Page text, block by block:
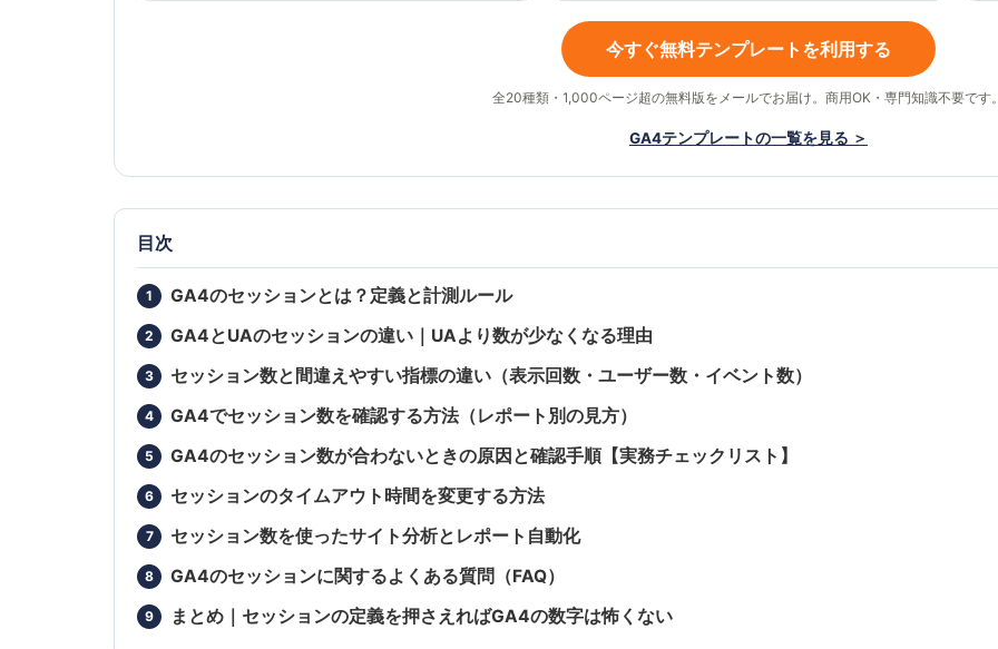
今すぐ無料テンプレートを利用する
全20種類・1,000ページ超の無料版をメールでお届け。商用OK・専門知識不要です。
GA4テンプレートの一覧を見る ＞
目次
GA4のセッションとは？定義と計測ルール
GA4とUAのセッションの違い｜UAより数が少なくなる理由
セッション数と間違えやすい指標の違い（表示回数・ユーザー数・イベント数）
GA4でセッション数を確認する方法（レポート別の見方）
GA4のセッション数が合わないときの原因と確認手順【実務チェックリスト】
セッションのタイムアウト時間を変更する方法
セッション数を使ったサイト分析とレポート自動化
GA4のセッションに関するよくある質問（FAQ）
まとめ｜セッションの定義を押さえればGA4の数字は怖くない